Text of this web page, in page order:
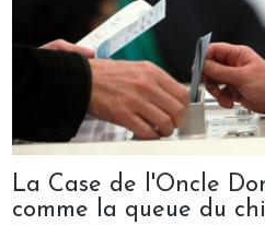
La Case de l'Oncle
comme la queue du